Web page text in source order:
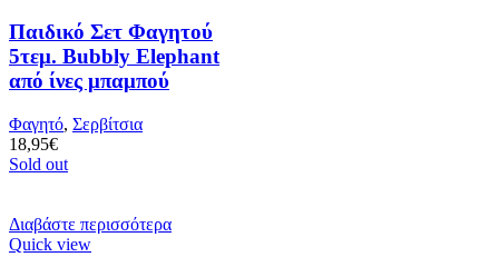
Παιδικό Σετ Φαγητού
5τεμ. Bubbly Elephant
από ίνες μπαμπού
Φαγητό, Σερβίτσια
18,95€
Sold out
Διαβάστε περισσότερα
Quick view